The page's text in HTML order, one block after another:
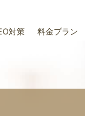
対策 料金プラン